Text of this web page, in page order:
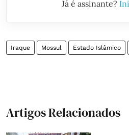
Já é assinante?
Iraque Mossul Estado Islâmico
Artigos Relacionados